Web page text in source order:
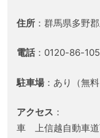
住所：群馬県多野
電話：0120-86-
駐車場：あり（無料
アクセス ：
車 上信越自動車